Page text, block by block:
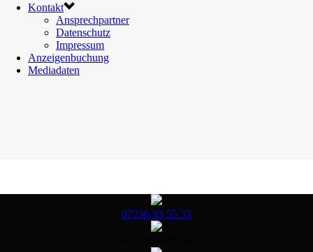
Kontakt
Ansprechpartner
Datenschutz
Impressum
Anzeigenbuchung
Mediadaten
07236 93 55 33